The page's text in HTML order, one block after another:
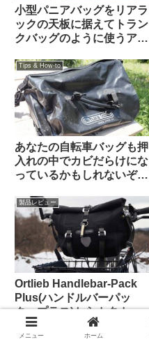
小型パニアバッグをリアラ
ックの天板に据えてトラン
クバッグのように使うアイ
ら）Ortlieb Gravel-Pack /
Quick-Rack
Tips & How-to
あなたの自転車バッグも押
入れの中でカビだらけにな
っているかもしれないぞ
っておきたいメンテナン
ス】
製品レビュー
Ortlieb Handlebar-Pack
Plus(ハンドルバーパッ
ク・プラス)からカタカタ
という異音が聞こえる原因
はこれだった【豆感想】
製品レビュー
メニュー ホーム